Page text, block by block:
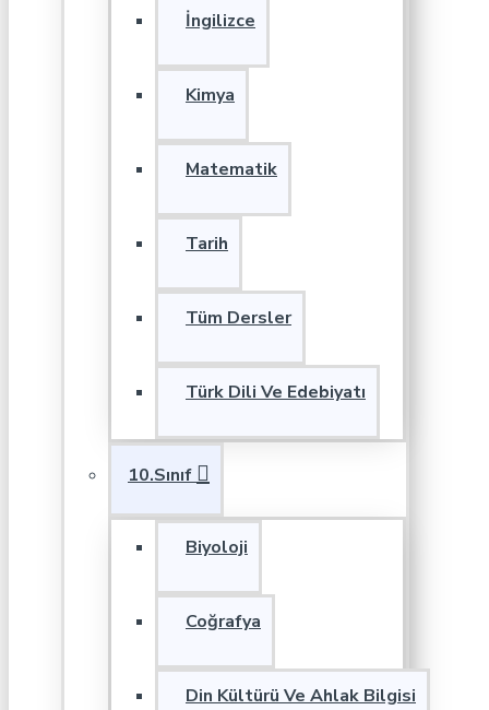
İngilizce
Kimya
Matematik
Tarih
Tüm Dersler
Türk Dili Ve Edebiyatı
10.Sınıf
Biyoloji
Coğrafya
Din Kültürü Ve Ahlak Bilgisi